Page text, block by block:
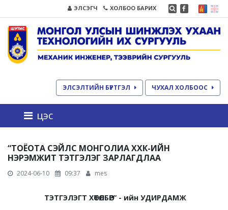
ЭЛСЭГЧ ХОЛБОО БАРИХ
ЭЛСЭЛТИЙН БҮРТГЭЛ ЧУХАЛ ХОЛБООС
цэс
“ТОЁОТА СЭЙЛС МОНГОЛИА ХХК-ИЙН
НЭРЭМЖИТ ТЭТГЭЛЭГ ЗАРЛАГДЛАА
2024-06-10 09:37 mes
ТЭТГЭЛЭГТ ХӨТӨЛБӨР” - ийн УДИРДАМЖ